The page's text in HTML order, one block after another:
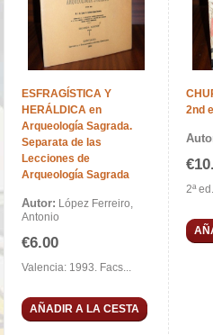
ESFRAGÍSTICA Y
HERÁLDICA en
Arqueología Sagrada.
Separata de las
Lecciones de
Arqueología Sagrada
Autor: López Ferreiro,
Antonio
€6.00
Valencia: 1993. Facs...
AÑADIR A LA CESTA
2nd
2ª